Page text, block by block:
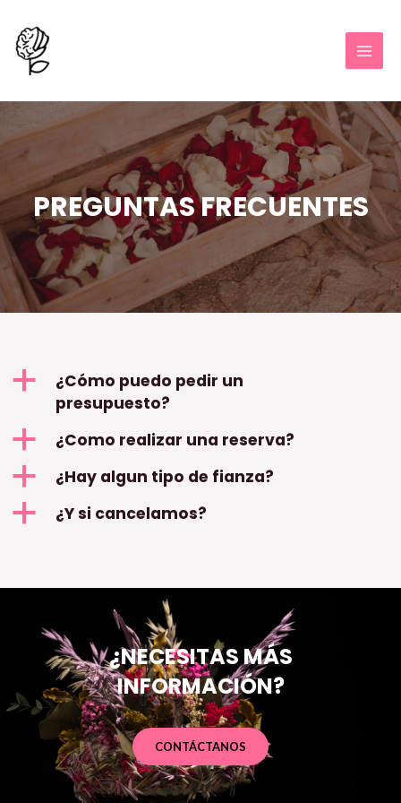
PREGUNTAS FRECUENTES
a
¿Cómo puedo pedir un
presupuesto?
a ¿Como realizar una reserva?
a ¿Hay algun tipo de fianza?
a ¿Y si cancelamos?
¿NECESITAS MÁS
INFORMACIÓN?
CONTÁCTANOS